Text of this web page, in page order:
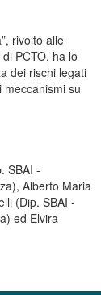
rivolto alle
PCTO, ha lo
dei rischi legati
meccanismi su
SBAI -
Alberto Maria
(Dip. SBAI -
ed Elvira